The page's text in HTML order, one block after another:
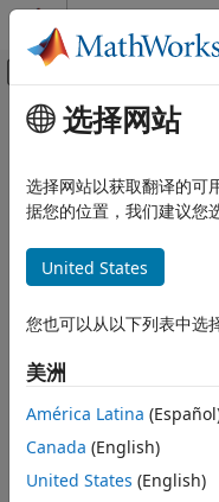
跳到内容
画布外导航菜
文档主页
汽车
组合与 ECU 软件仿真
对 AUTOSAR 基础软件服务和运
行仿真
本页内容
为仿真配置 AUTOSAR 基础软件
实现
对 AUTOSAR NvM 和 Dem 服务
真
主要内容
对
环境进行仿
通过使用参考实现仿真
AUTOSAR 标准定义在
(BSW) 服务。服务包
Event Manager
服务。在 AUTOSAR
客户端-服务器或发送方
选择网站
选择网站以获取翻译的可
据您的位置，我们建议您
United States
您也可以从以下列表中选
美洲
América Latina
Canada (English)
United States (English)